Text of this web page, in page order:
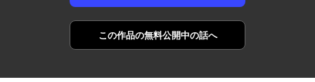
この作品の無料公開中の話へ